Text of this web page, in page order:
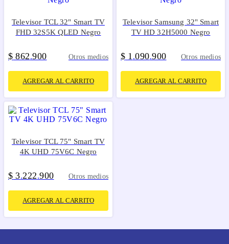
Televisor TCL 32" Smart TV
FHD 32S5K QLED Negro
$ 862.900 Otros medios
AGREGAR AL CARRITO
Televisor Samsung 32" Smart
TV HD 32H5000 Negro
$ 1 .090.900 Otros medios
AGREGAR AL CARRITO
Televisor TCL 75" Smart TV
4K UHD 75V6C Negro
$ 3.222.900 Otros medios
AGREGAR AL CARRITO